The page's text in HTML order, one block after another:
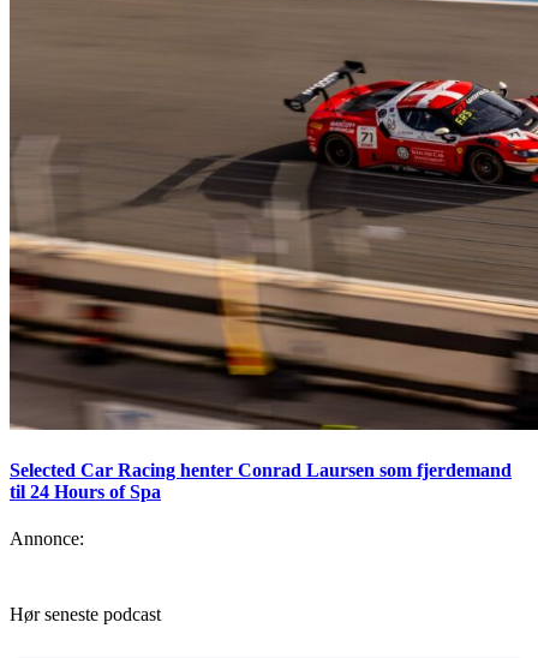
Selected Car Racing henter Conrad Laursen som fjerdemand
til 24 Hours of Spa
Annonce:
Hør seneste podcast